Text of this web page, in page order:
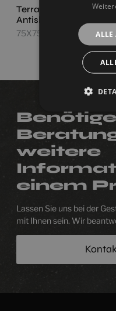
Terranova Crema
Antislip
75X75
weitere
einem
Lassen Sie uns bei der
mit Ihnen sein. Wir
ALLE